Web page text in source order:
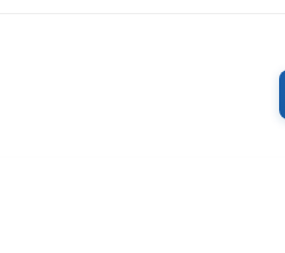
luôn phản hồi nhanh chóng và